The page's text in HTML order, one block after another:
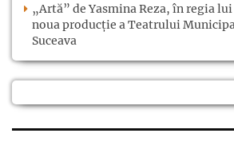
„Artă” de Yasmina Reza, în regia
noua producție a Teatrului
Suceava